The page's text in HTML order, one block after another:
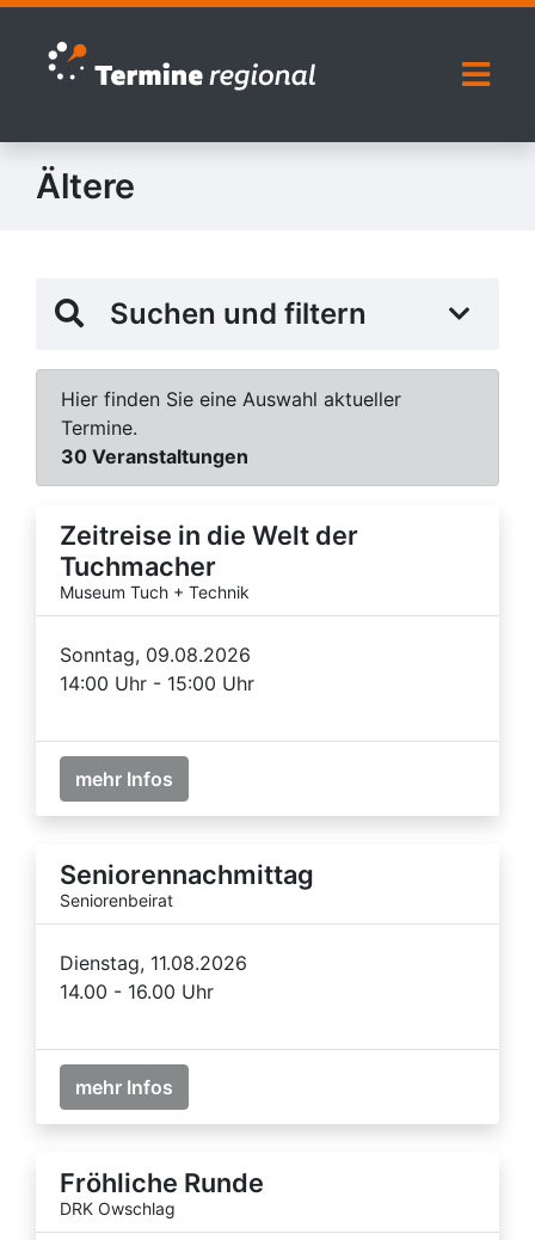
Zur Navigation springen
Zum Inhalt springen
Ältere
Suchen und filtern
Hier finden Sie eine Auswahl aktueller
Termine.
30 Veranstaltungen
Zeitreise in die Welt der
Tuchmacher
Museum Tuch + Technik
Sonntag, 09.08.2026
14:00 Uhr - 15:00 Uhr
mehr Infos
Seniorennachmittag
Seniorenbeirat
Dienstag, 11.08.2026
14.00 - 16.00 Uhr
mehr Infos
Fröhliche Runde
DRK Owschlag